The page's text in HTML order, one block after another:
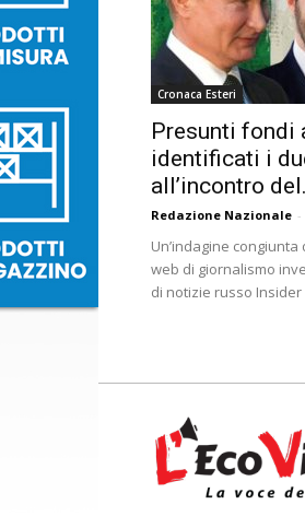
Cronaca Esteri
Presunti fondi
identificati i
all’incontro
Redazione Nazionale -
Un’indagine
web di giornalismo
di notizie russo